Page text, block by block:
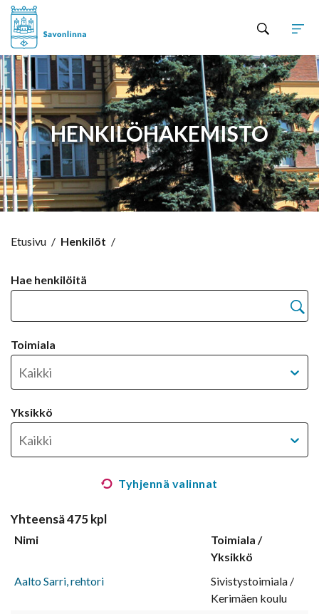
HENKILÖHAKEMISTO
Etusivu / Henkilöt /
Hae henkilöitä
Toimiala
Kaikki
Yksikkö
Kaikki
Tyhjennä valinnat
Yhteensä475kpl
Nimi Toimiala /
Yksikkö
Aalto Sarri, rehtori
Sivistystoimiala /
Kerimäen koulu